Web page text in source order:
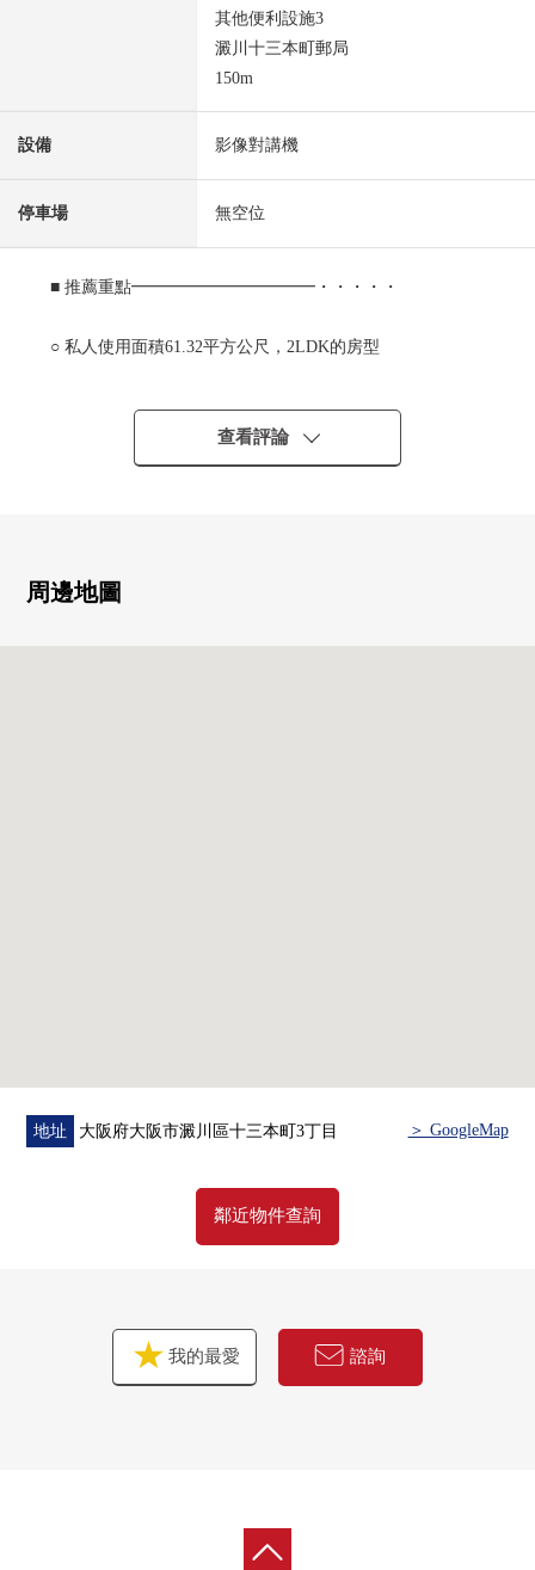
其他便利設施3
澱川十三本町郵局
150m
設備 影像對講機
停車場 無空位
■ 推薦重點━━━━━━━━━━━・・・・・
○ 私人使用面積61.32平方公尺，2LDK的房型
0 寬敞的13.5張塌塌米LDK
■ 翻新內容(2026年2月翻新已經)
・盥洗台、洗衣麵包·廁所、熱水供應器
查看評論
周邊地圖
地址 大阪府大阪市澱川區十三本町3丁目 ＞ GoogleMap
鄰近物件查詢
我的最愛 諮詢